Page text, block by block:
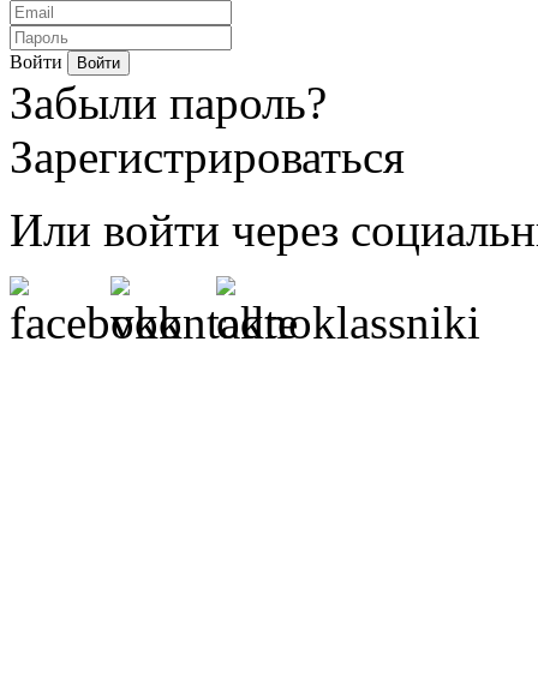
Войти
Забыли пароль?
Зарегистрироваться
Или войти через